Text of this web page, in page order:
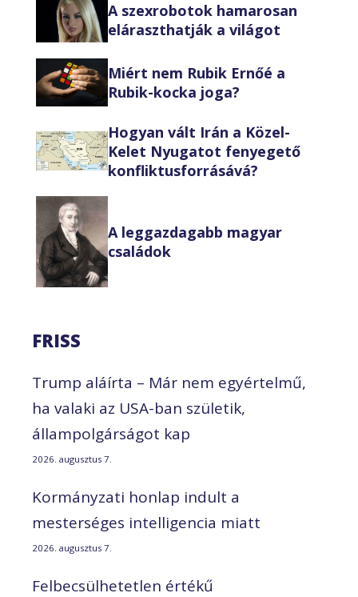
A szexrobotok hamarosan
eláraszthatják a világot
Miért nem Rubik Ernőé a
Rubik-kocka joga?
Hogyan vált Irán a Közel-
Kelet Nyugatot fenyegető
konfliktusforrásává?
A leggazdagabb magyar
családok
FRISS
Trump aláírta – Már nem egyértelmű,
ha valaki az USA-ban születik,
állampolgárságot kap
2026. augusztus 7.
Kormányzati honlap indult a
mesterséges intelligencia miatt
2026. augusztus 7.
Felbecsülhetetlen értékű